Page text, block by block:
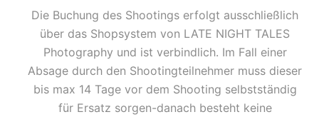
Die Buchung des Shootings erfolgt ausschließlich
über das Shopsystem von LATE NIGHT TALES
Photography und ist verbindlich. Im Fall einer
Absage durch den Shootingteilnehmer muss dieser
bis max 14 Tage vor dem Shooting selbstständig
für Ersatz sorgen-danach besteht keine